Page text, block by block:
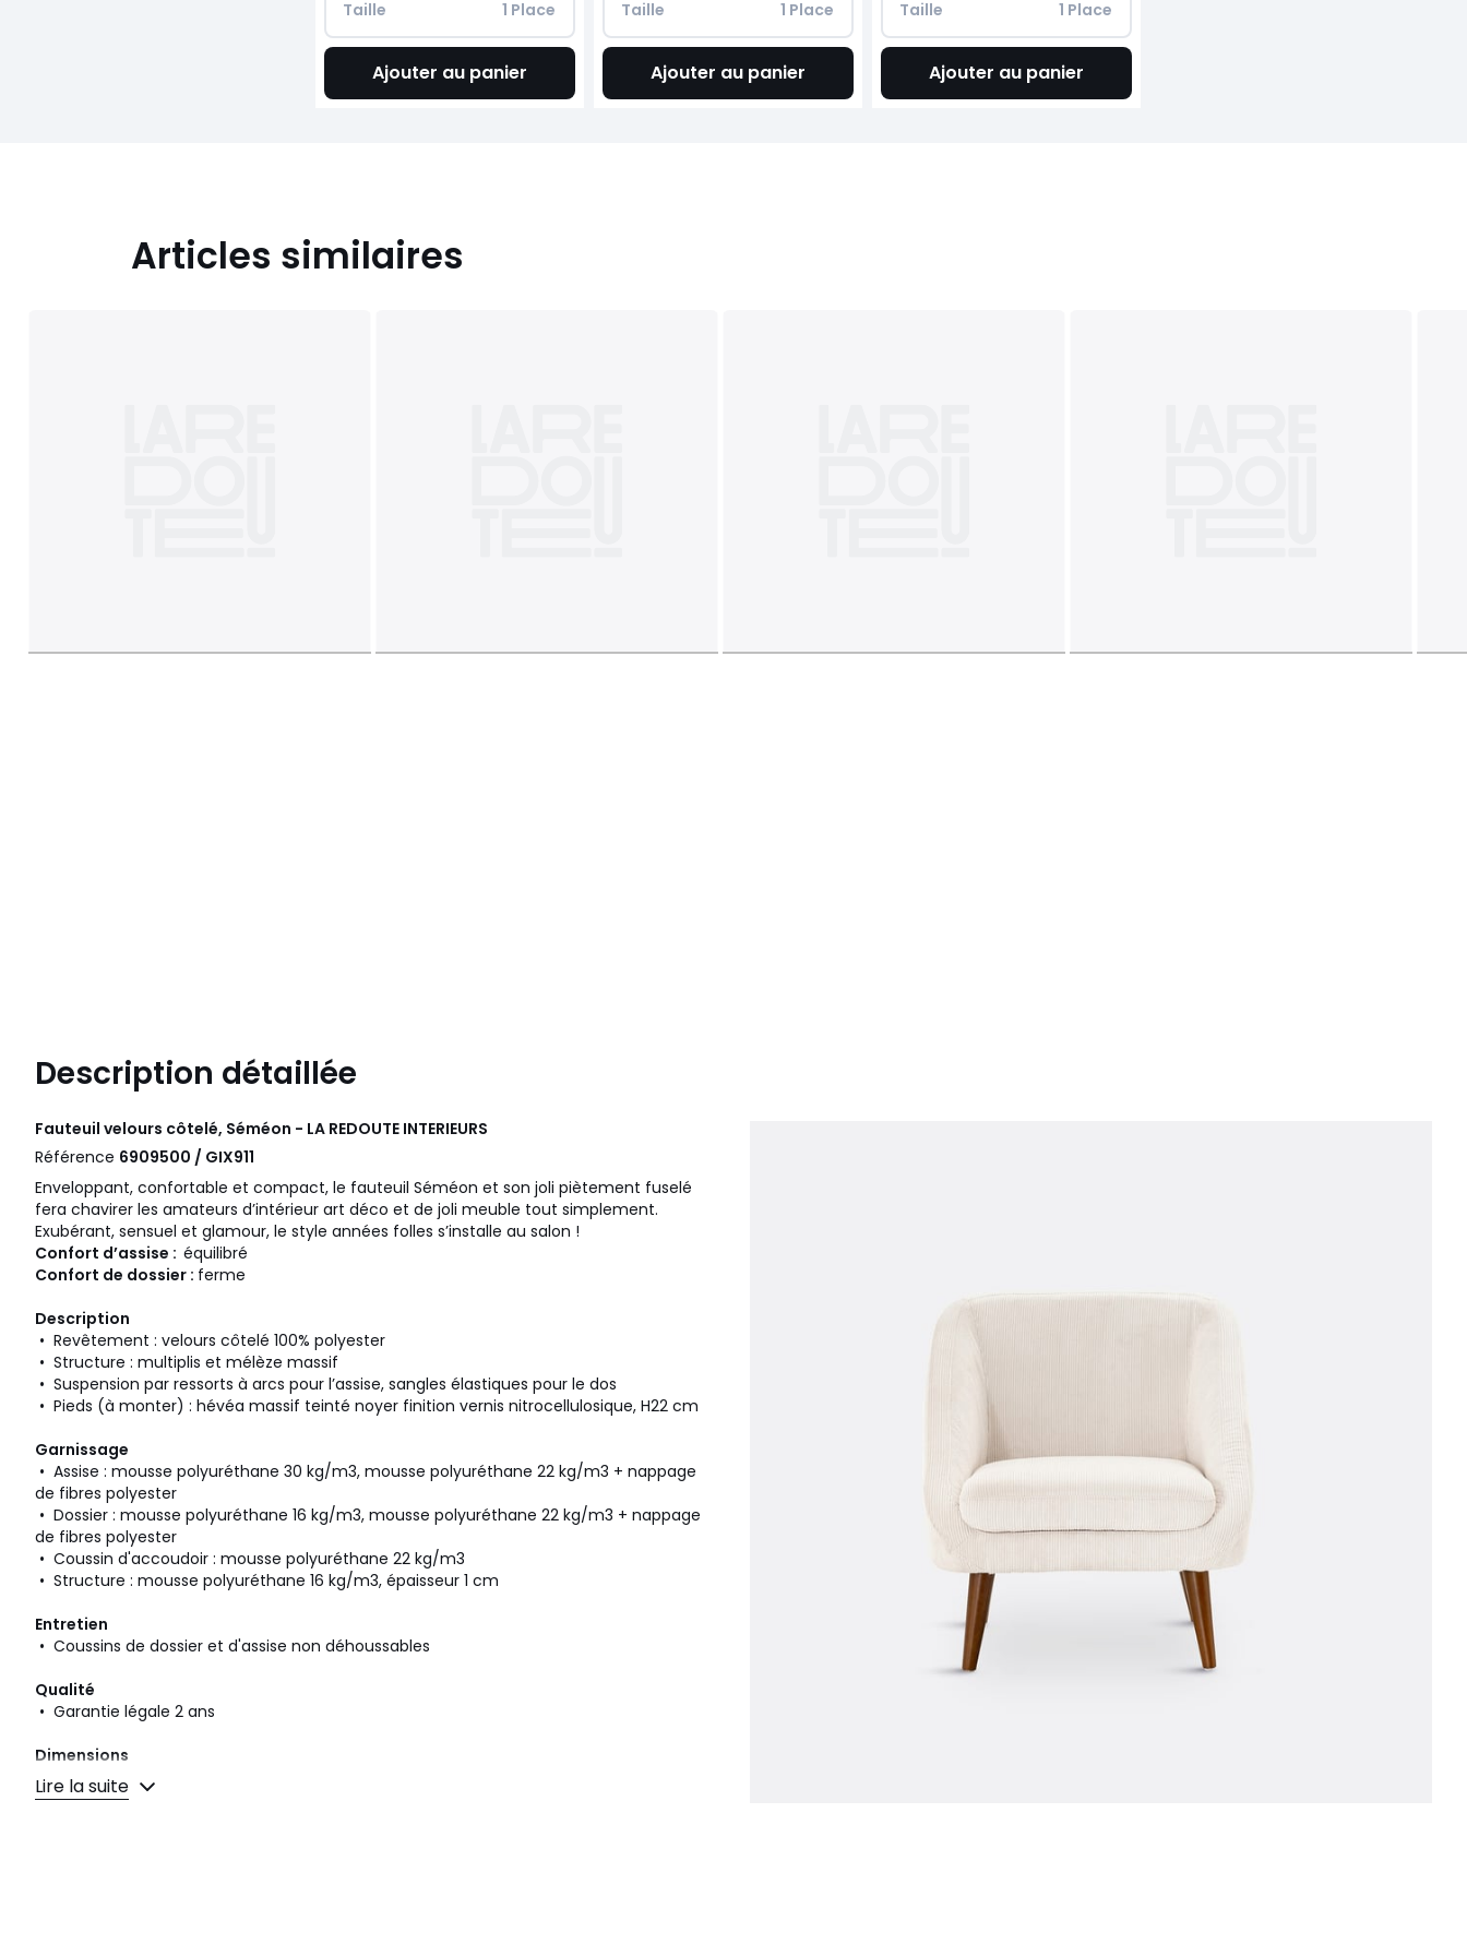
Taille 1 Place
Ajouter au panier
Taille 1 Place
Ajouter au panier
Taille 1 Place
Ajouter au panier
Articles similaires
Description détaillée
Fauteuil velours côtelé, Séméon - LA REDOUTE INTERIEURS
Référence 6909500 / GIX911
Enveloppant, confortable et compact, le fauteuil Séméon et son joli piètement fuselé
fera chavirer les amateurs d’intérieur art déco et de joli meuble tout simplement.
Exubérant, sensuel et glamour, le style années folles s’installe au salon !
Confort d’assise : équilibré
Confort de dossier : ferme
Description
• Revêtement : velours côtelé 100% polyester
• Structure : multiplis et mélèze massif
• Suspension par ressorts à arcs pour l’assise, sangles élastiques pour le dos
• Pieds (à monter) : hévéa massif teinté noyer finition vernis nitrocellulosique, H22 cm
Garnissage
• Assise : mousse polyuréthane 30 kg/m3, mousse polyuréthane 22 kg/m3 + nappage
de fibres polyester
• Dossier : mousse polyuréthane 16 kg/m3, mousse polyuréthane 22 kg/m3 + nappage
de fibres polyester
• Coussin d'accoudoir : mousse polyuréthane 22 kg/m3
• Structure : mousse polyuréthane 16 kg/m3, épaisseur 1 cm
Entretien
• Coussins de dossier et d'assise non déhoussables
Qualité
• Garantie légale 2 ans
Dimensions
• Largeur : 75 cm
• Hauteur : 80 cm
Lire la suite